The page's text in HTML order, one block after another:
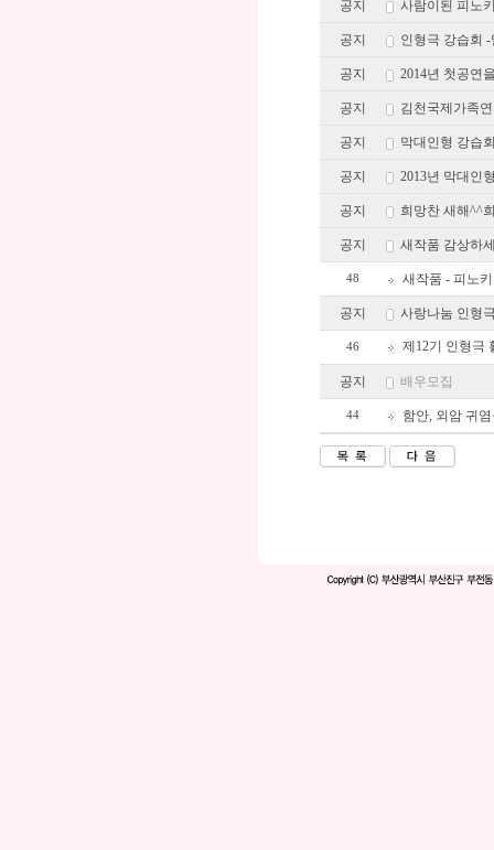
공지 사람이된 피노
공지 인형극 강습회
공지 2014년 첫공연
공지 김천국제가족
공지 막대인형 강습
공지 2013년 막대인
공지 희망찬 새해^^
공지 새작품 감상하
48 새작품 - 피노
공지 사랑나눔 인형
46 제12기 인형극
공지 배우모집
44 함안, 외암 귀